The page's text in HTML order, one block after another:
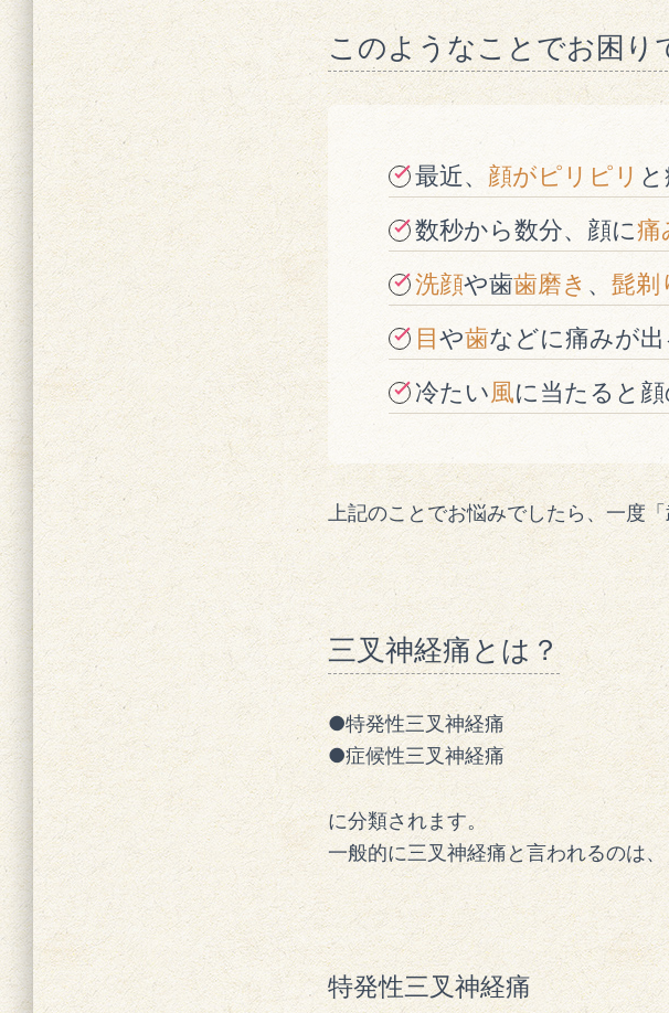
このようなことでお困り
最近、 顔がピリピリ
数秒から数分、顔に痛
洗顔や歯歯磨き 、 髭剃
目や歯などに痛みが
冷たい風に当たると
上記のことでお悩みでしたら、一度
三叉神経痛とは？
●特発性三叉神経痛
●症候性三叉神経痛
に分類されます。
一般的に三叉神経痛と言われるのは
特発性三叉神経痛